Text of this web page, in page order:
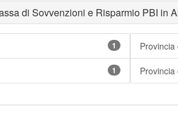
di Sovvenzioni e Risparmio PBI in
1
1 Provincia